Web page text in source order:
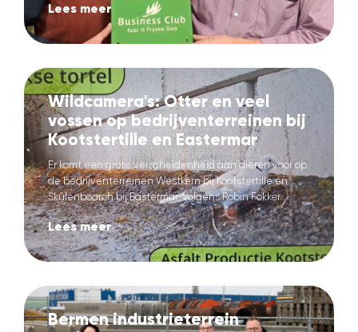
Lees meer
Wildcamera's: Otter en veel
vossen op bedrijventerreinen bij
Kootstertille en Eastermar
Er komt een grote verscheidenheid aan dieren voor op
de bedrijventerreinen Westkern bij Kootstertille en
Skûlenboarch bij Eastermar. Volgens Robin Fokker...
Lees meer
Bermen industrieterrein